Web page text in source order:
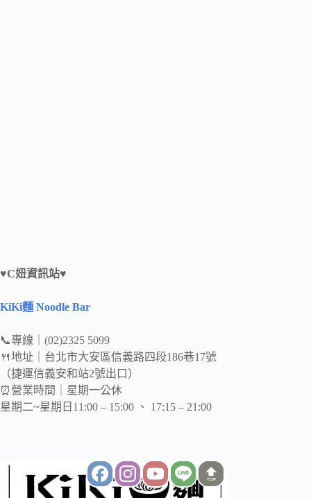
♥C妞資訊站♥
KiKi麵 Noodle Bar
📞專線｜(02)2325 5099
🍴地址｜台北市大安區信義路四段186巷17號
（捷運信義安和站2號出口）
⏰營業時間｜星期一公休
星期二~星期日11:00 – 15:00 、 17:15 – 21:00
TOP